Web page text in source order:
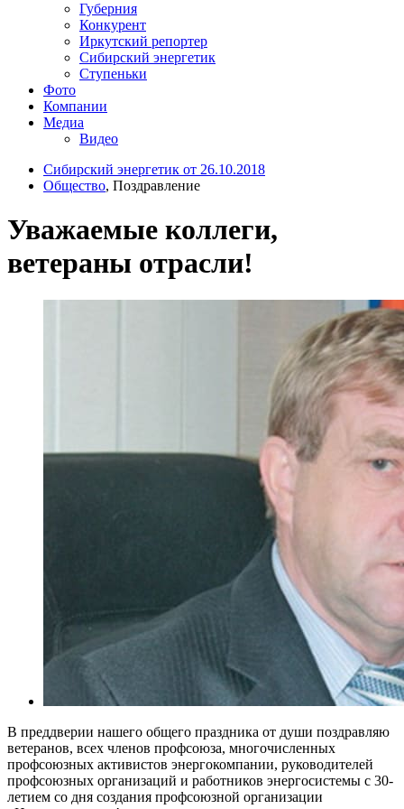
Губерния
Конкурент
Иркутский репортер
Сибирский энергетик
Ступеньки
Фото
Компании
Медиа
Видео
Сибирский энергетик от 26.10.2018
Общество, Поздравление
Уважаемые коллеги,
ветераны отрасли!
В преддверии нашего общего праздника от души поздравляю
ветеранов, всех членов профсоюза, многочисленных
профсоюзных активистов энергокомпании, руководителей
профсоюзных организаций и работников энергосистемы с 30-
летием со дня создания профсоюзной организации